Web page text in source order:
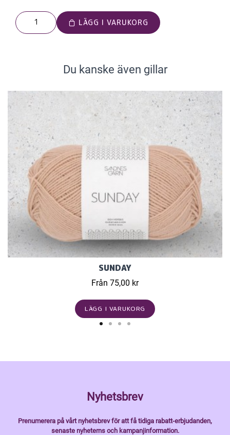
LÄGG I VARUKORG
Du kanske även gillar
SUNDAY
Från 75,00 kr
LÄGG I VARUKORG
Nyhetsbrev
Prenumerera på vårt nyhetsbrev för att få tidiga rabatt-erbjudanden,
senaste nyheterns och kampanjinformation.